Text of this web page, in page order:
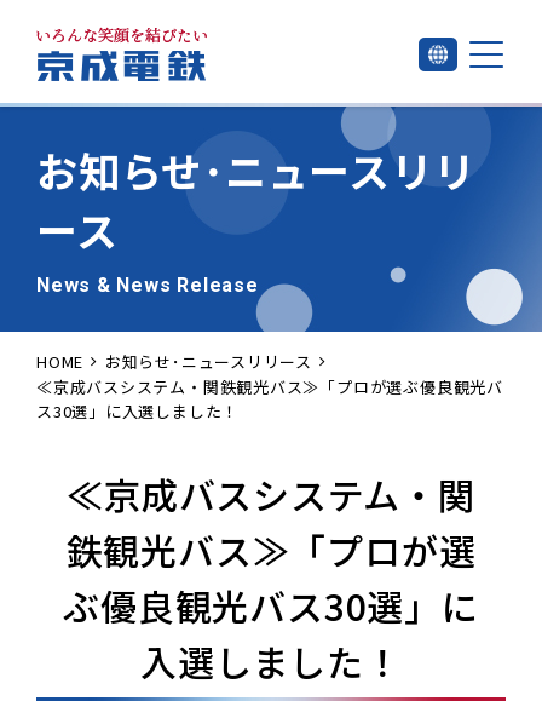
お知らせ･ニュースリリ
ース
News & News Release
HOME
お知らせ･ニュースリリース
≪京成バスシステム・関鉄観光バス≫「プロが選ぶ優良観光バ
ス30選」に入選しました！
≪京成バスシステム・関
鉄観光バス≫「プロが選
ぶ優良観光バス30選」に
入選しました！